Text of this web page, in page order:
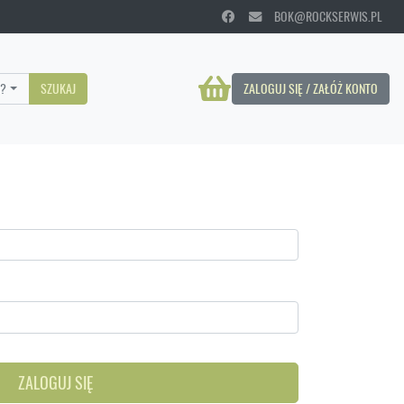
BOK@ROCKSERWIS.PL
ZALOGUJ SIĘ / ZAŁÓŻ KONTO
SZUKAJ
ZALOGUJ SIĘ